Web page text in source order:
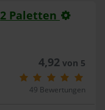
2 Paletten
4,92von 5
49 Bewertungen